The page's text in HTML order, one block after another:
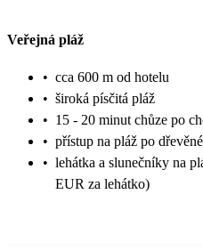
Veřejná pláž
• cca 600 m od hotelu
• široká písčitá pláž
• 15 - 20 minut chůze po
• přístup na pláž po
• lehátka a slunečníky na
EUR za lehátko)